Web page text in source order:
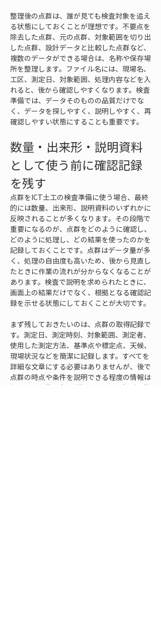
整理後の点群は、誰が見ても検査対象を追え
る状態にしておくことが理想です。不要点を
除去した点群、元の点群、対象範囲を切り出
した点群、設計データと比較した点群など、
複数のデータができる場合は、名称や保存場
所を整理します。ファイル名には、現場名、
工区、測定日、対象範囲、処理内容などを入
れると、後から確認しやすくなります。検査
準備では、データそのものの品質だけでな
く、データを探しやすく、説明しやすく、再
確認しやすい状態にすることも重要です。
数量・出来形・説明資料
として使う前に確認記録
を残す
点群をICT土工の検査準備に使う場合、最終
的には数量、出来形、説明資料のいずれかに
反映されることが多くなります。その段階で
重要になるのが、点群をどのように確認し、
どのように処理し、どの結果を使ったのかを
記録しておくことです。点群はデータ量が多
く、処理の自由度も高いため、後から見直し
たときに作業の流れが分からなくなることが
あります。検査で説明を求められたときに、
画面上の結果だけでなく、根拠となる確認記
録を示せる状態にしておくことが大切です。
まず残しておきたいのは、点群の取得記録で
す。測定日、測定時刻、対象範囲、測定者、
使用した測定方法、基準点や標定点、天候、
現場状況などを簡潔に記録します。すべてを
詳細な文章にする必要はありませんが、後で
点群の時点や条件を説明できる程度の情報は
必要です。施工中の現場では、同じ場所を複